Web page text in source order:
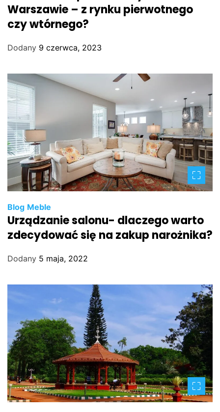
Warszawie – z rynku pierwotnego
czy wtórnego?
Dodany 9 czerwca, 2023
Blog Meble
Urządzanie salonu- dlaczego warto
zdecydować się na zakup narożnika?
Dodany 5 maja, 2022